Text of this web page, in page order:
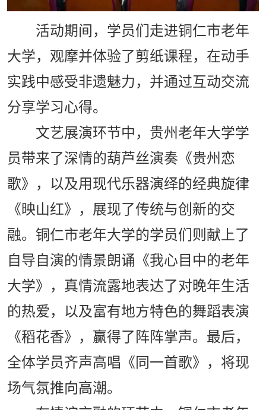
活动期间，学员们走进铜仁市老年
大学，观摩并体验了剪纸课程，在动手
实践中感受非遗魅力，并通过互动交流
分享学习心得。
文艺展演环节中，贵州老年大学学
员带来了深情的葫芦丝演奏《贵州恋
歌》，以及用现代乐器演绎的经典旋律
《映山红》，展现了传统与创新的交
融。铜仁市老年大学的学员们则献上了
自导自演的情景朗诵《我心目中的老年
大学》，真情流露地表达了对晚年生活
的热爱，以及富有地方特色的舞蹈表演
《稻花香》，赢得了阵阵掌声。最后，
全体学员齐声高唱《同一首歌》，将现
场气氛推向高潮。